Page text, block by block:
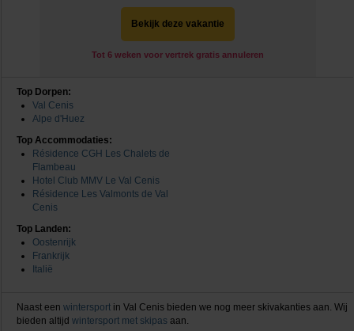
Bekijk deze vakantie
Tot 6 weken voor vertrek gratis annuleren
Top Dorpen:
Val Cenis
Alpe d'Huez
Top Accommodaties:
Résidence CGH Les Chalets de
Flambeau
Hotel Club MMV Le Val Cenis
Résidence Les Valmonts de Val
Cenis
Top Landen:
Oostenrijk
Frankrijk
Italië
Naast een wintersport in Val Cenis bieden we nog meer skivakanties aan. Wij
bieden altijd wintersport met skipas aan.